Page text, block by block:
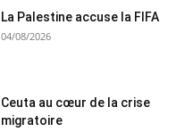
La Palestine accuse la FIFA
04/08/2026
Ceuta au cœur de la crise
migratoire